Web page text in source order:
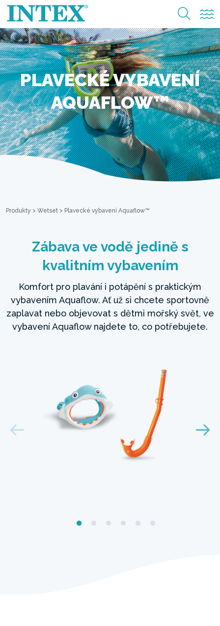
PLAVECKÉ VYBAVENÍ
AQUAFLOW™
Produkty > Wetset > Plavecké vybavení Aquaflow™
Zábava ve vodě jedině s
kvalitním vybavením
Komfort pro plavání i potápění s praktickým
vybavením Aquaflow. Ať už si chcete sportovně
zaplavat nebo objevovat s dětmi mořský svět, ve
vybavení Aquaflow najdete to, co potřebujete.